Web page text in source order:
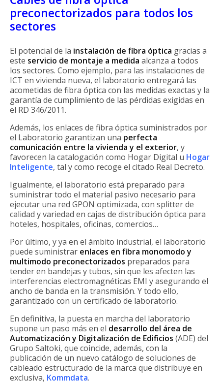
preconectorizados para todos los
sectores
El potencial de la instalación de fibra óptica gracias a
este servicio de montaje a medida alcanza a todos
los sectores. Como ejemplo, para las instalaciones de
ICT en vivienda nueva, el laboratorio entregará las
acometidas de fibra óptica con las medidas exactas y la
garantía de cumplimiento de las pérdidas exigidas en
el RD 346/2011.
Además, los enlaces de fibra óptica suministrados por
el Laboratorio garantizan una perfecta
comunicación entre la vivienda y el exterior, y
favorecen la catalogación como Hogar Digital u Hogar
Inteligente, tal y como recoge el citado Real Decreto.
Igualmente, el laboratorio está preparado para
suministrar todo el material pasivo necesario para
ejecutar una red GPON optimizada, con splitter de
calidad y variedad en cajas de distribución óptica para
hoteles, hospitales, oficinas, comercios…
Por último, y ya en el ámbito industrial, el laboratorio
puede suministrar enlaces en fibra monomodo y
multimodo preconectorizados preparados para
tender en bandejas y tubos, sin que les afecten las
interferencias electromagnéticas EMI y asegurando el
ancho de banda en la transmisión. Y todo ello,
garantizado con un certificado de laboratorio.
En definitiva, la puesta en marcha del laboratorio
supone un paso más en el desarrollo del área de
Automatización y Digitalización de Edificios (ADE) del
Grupo Saltoki, que coincide, además, con la
publicación de un nuevo catálogo de soluciones de
cableado estructurado de la marca que distribuye en
exclusiva, Kommdata.